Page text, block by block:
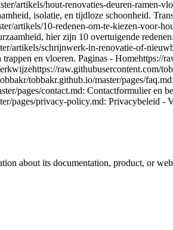
artikels/hout-renovaties-deuren-ramen-
isolatie, en tijdloze schoonheid.
artikels/10-redenen-om-te-kiezen-voor-
hier zijn 10 overtuigende
artikels/schrijnwerk-in-renovatie-of-
en vloeren. Paginas - Homehttps://
raw.githubusercontent.com/
tobbakr.github.io/master/pages/
pages/contact.md: Contactformulier en
pages/privacy-policy.md: Privacybeleid
about its documentation, product, or